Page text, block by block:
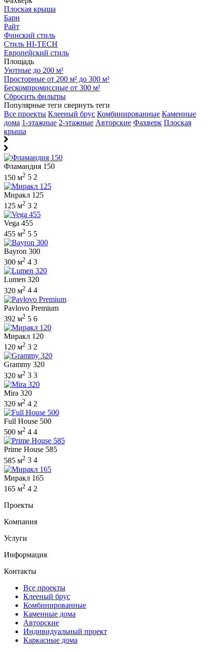
Плоская крыша
Барн
Райт
Финский стиль
Стиль HI-TECH
Европейский стиль
Площадь
Уютные до 200 м²
Просторные от 200 м² до 300 м²
Бескомпромиссные от 300 м²
Сбросить фильтры
Популярные теги свернуть теги
Все проекты Клееный брус Комбинированные Каменные
дома 1-этажные 2-этажные Авторские Фахверк Плоская
крыша
Фламандия 150
150 м2 5 2
Миракл 125
125 м2 3 2
Vega 455
455 м2 5 5
Bayron 300
300 м2 4 3
Lumen 320
320 м2 4 4
Pavlovo Premium
392 м2 5 6
Миракл 120
120 м2 3 2
Grammy 320
320 м2 3 3
Mira 320
320 м2 4 2
Full House 500
500 м2 4 4
Prime House 585
585 м2 3 4
Миракл 165
165 м2 4 2
Проекты
Компания
Услуги
Информация
Контакты
Все проекты
Клееный брус
Комбинированные
Каменные дома
Авторские
Индивидуальный проект
Каркасные дома